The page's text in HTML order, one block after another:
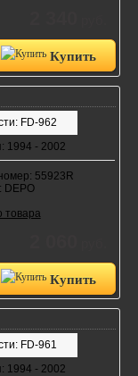
Купить
FD-962
1994 - 2002
55923R
DEPO
Купить
FD-961
1994 - 2002